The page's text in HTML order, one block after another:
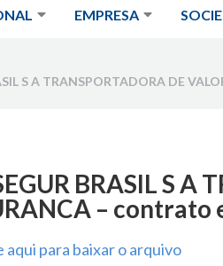
EMPRESA
S A TRANSPORTADORA DE
BRASIL S A
–
aqui para baixar o arquivo